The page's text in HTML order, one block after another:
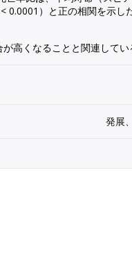
0.0001）と正の相関を示し
高くなることと関連してい
発展